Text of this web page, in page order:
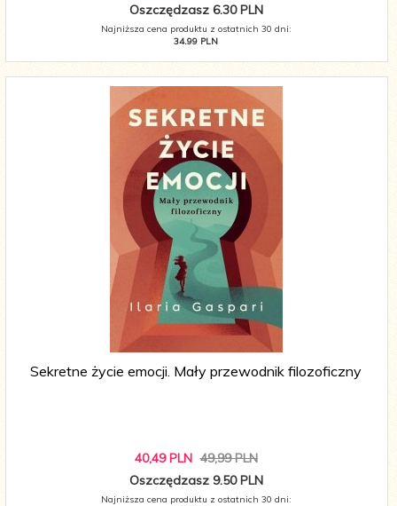
Oszczędzasz 6.30 PLN
Najniższa cena produktu z ostatnich 30 dni:
34.99 PLN
Sekretne życie emocji. Mały przewodnik filozoficzny
40,49 PLN 49,99 PLN
Oszczędzasz 9.50 PLN
Najniższa cena produktu z ostatnich 30 dni: